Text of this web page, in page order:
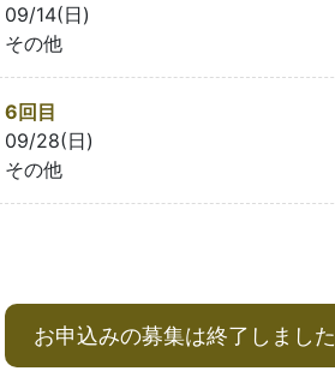
09/14(日)
その他
6回目
09/28(日)
その他
お申込みの募集は終了しました